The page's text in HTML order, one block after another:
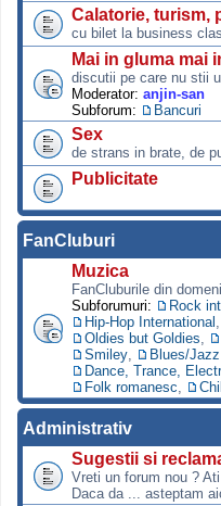
Calatorie, turism,
cu bilet la business
Mai in gluma mai
discutii pe care nu stii
Moderator: anjin-san
Subforum:
Bancuri
Sex
de strans in brate, de
Publicitate
FanCluburi
Muzica
FanCluburile din
Subforumuri:
Rock
Hip-Hop International
Oldies but Goldies
Smiley
Blues/
Dance, Trance,
Folk romanesc
Administrativ
Sugestii si
Vreti un forum nou ?
Daca da ... asteptam